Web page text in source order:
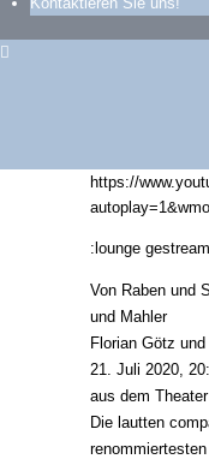
https://
:lounge
Von Raben und
und Mahler
Florian Götz
21. Juli 2020,
aus dem
Die lautten